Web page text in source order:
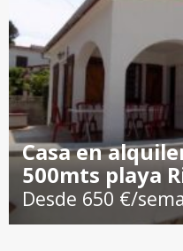
Casa en
500mts playa
Desde 650 €/